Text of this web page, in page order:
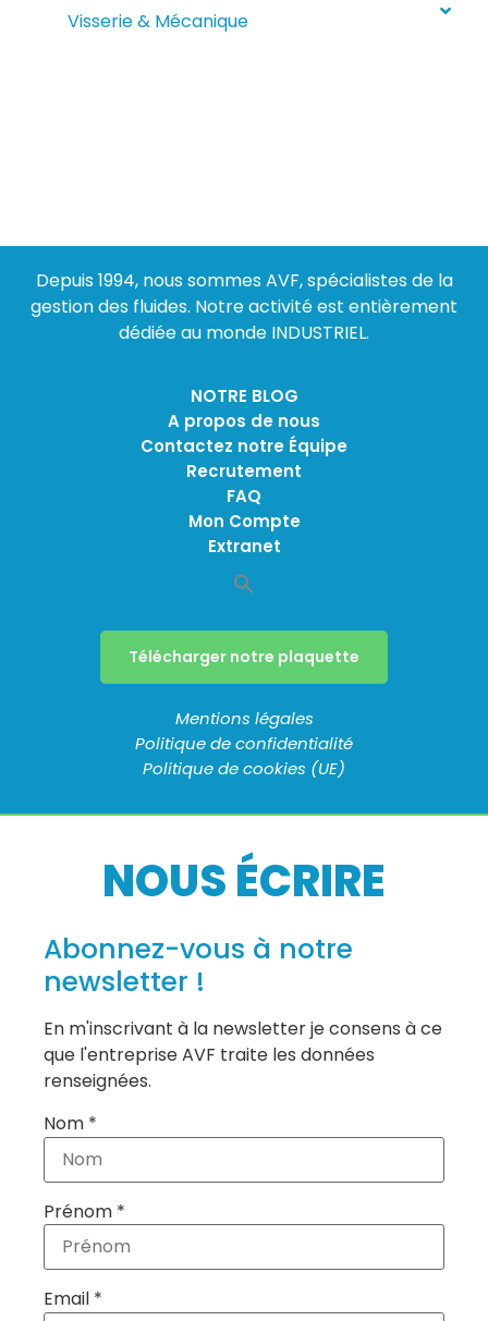
Visserie & Mécanique
Depuis 1994, nous sommes AVF, spécialistes de la
gestion des fluides. Notre activité est entièrement
dédiée au monde INDUSTRIEL.
NOTRE BLOG
A propos de nous
Contactez notre Équipe
Recrutement
FAQ
Mon Compte
Extranet
Télécharger notre plaquette
Mentions légales
Politique de confidentialité
Politique de cookies (UE)
NOUS ÉCRIRE
Abonnez-vous à notre
newsletter !
En m'inscrivant à la newsletter je consens à ce
que l'entreprise AVF traite les données
renseignées.
Nom *
Prénom *
Email *